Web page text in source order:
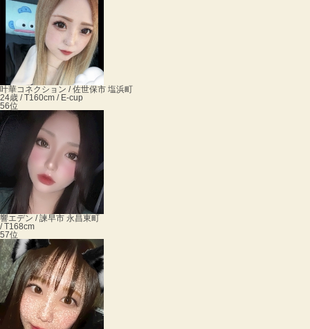
叶華コネクション / 佐世保市 塩浜町
24歳 / T160cm / E-cup
56位
響エデン / 諫早市 永昌東町
/ T168cm
57位